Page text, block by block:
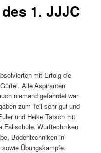
1. JJJC
mit Erfolg die
Alle Aspiranten
niemand gefährdet war
zum Teil sehr gut und
und Heike Tatsch mit
Fallschule, Wurftechniken
Bodentechniken in
Übungskämpfe.